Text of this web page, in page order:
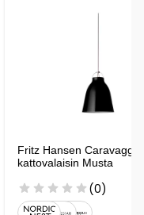
Fritz Hansen
kattovalaisin Musta
(0)